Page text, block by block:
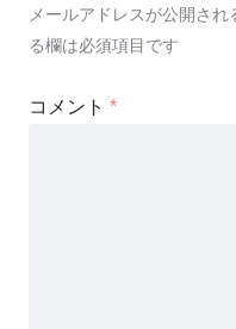
メールアドレスが公開され
る欄は必須項目です
コメント *